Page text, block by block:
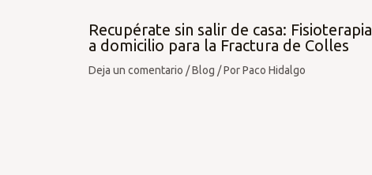
Recupérate sin salir de casa: Fisioterapia
a domicilio para la Fractura de Colles
Deja un comentario /Blog / PorPaco Hidalgo